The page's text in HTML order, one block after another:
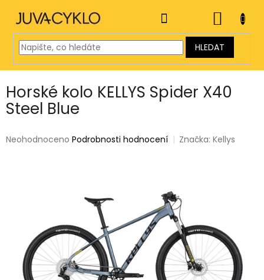
obsah
HLEDAT
KOŠÍK
Horské kolo KELLYS Spider X40
Steel Blue
Průměrné
Neohodnoceno Podrobnosti hodnocení Značka:Kellys